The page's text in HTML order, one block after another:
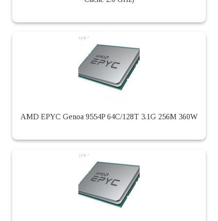
AMD EPYC Genoa 9554P 64C/128T 3.1G 256M 360W